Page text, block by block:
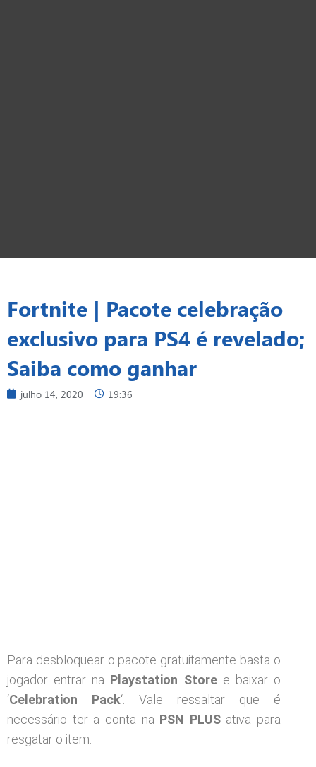
Fortnite | Pacote celebração
exclusivo para PS4 é revelado;
Saiba como ganhar
julho 14, 2020 19:36
Para desbloquear o pacote gratuitamente basta o
jogador entrar na Playstation Storee baixar o
‘Celebration Pack‘. Vale ressaltar que é
necessário ter a conta na PSN PLUS ativa para
resgatar o item.